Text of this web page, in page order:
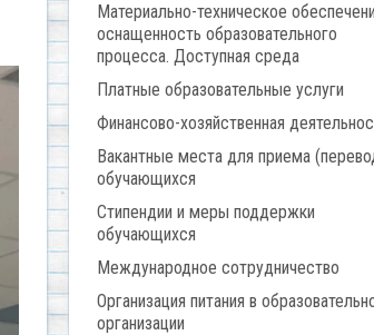
Материально-техническое
оснащенность образовательного
процесса. Доступная среда
Платные образовательные услуги
Финансово-хозяйственная
Вакантные места для приема
обучающихся
Стипендии и меры поддержки
обучающихся
Международное сотрудничество
Организация питания в
организации